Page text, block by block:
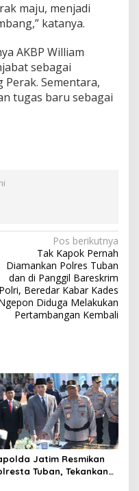
maju, menjadi
katanya.
AKBP William
sebagai
Sementara,
tugas baru sebagai
Pos berikutnya
Tak Kapok Pernah
Diamankan Polres Tuban
dan di Panggil Bareskrim
Polri, Beredar Kabar Kades
Diduga Melakukan
Pertambangan Kembali
Jatim Resmikan
Tuban, Tekankan